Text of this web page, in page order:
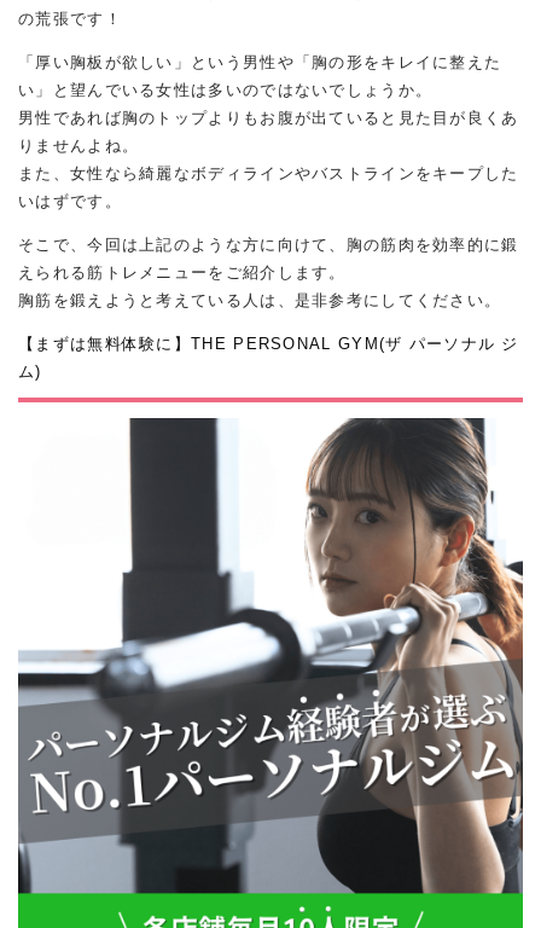
の荒張です！
「厚い胸板が欲しい」という男性や「胸の形をキレイに整えた
い」と望んでいる女性は多いのではないでしょうか。
男性であれば胸のトップよりもお腹が出ていると見た目が良くあ
りませんよね。
また、女性なら綺麗なボディラインやバストラインをキープした
いはずです。
そこで、今回は上記のような方に向けて、胸の筋肉を効率的に鍛
えられる筋トレメニューをご紹介します。
胸筋を鍛えようと考えている人は、是非参考にしてください。
【まずは無料体験に】THE PERSONAL GYM(ザ パーソナル ジ
ム)